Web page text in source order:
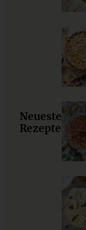
Stracciatella-
Dessert im Glas
ZUM BEITRAG
Neueste
Rezepte